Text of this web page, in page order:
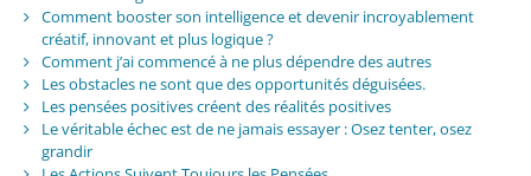
Comment booster son intelligence et devenir incroyablement
créatif, innovant et plus logique ?
Comment j’ai commencé à ne plus dépendre des autres
Les obstacles ne sont que des opportunités déguisées.
Les pensées positives créent des réalités positives
Le véritable échec est de ne jamais essayer : Osez tenter, osez
grandir